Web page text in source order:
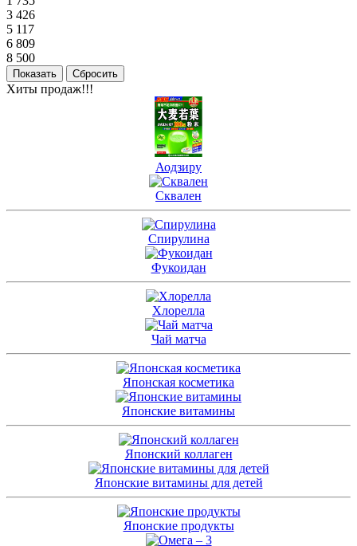
3 426
5 117
6 809
8 500
Хиты продаж!!!
Аодзиру
Сквален
Спирулина
Фукоидан
Хлорелла
Чай матча
Японская косметика
Японские витамины
Японский коллаген
Японские витамины для детей
Японские продукты